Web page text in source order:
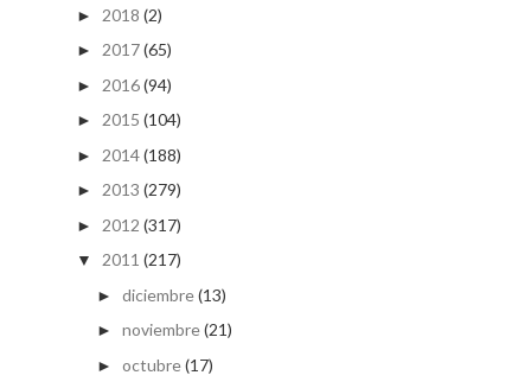
► 2018 (2)
► 2017(65)
► 2016(94)
► 2015 (104)
► 2014(188)
► 2013 (279)
► 2012 (317)
▼ 2011 (217)
► diciembre(13)
► noviembre(21)
► octubre(17)